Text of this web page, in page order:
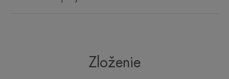
• DLHODOBÁ VÝŽIVA s prírodným krémom Cold
Zloženie